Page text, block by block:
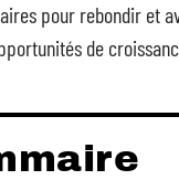
pour rebondir et
de